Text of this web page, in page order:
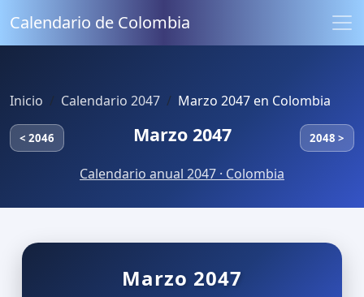
Calendario de Colombia
Inicio Calendario 2047 Marzo 2047 en Colombia
< 2046 Marzo 2047 2048 >
Calendario anual 2047 · Colombia
Marzo 2047